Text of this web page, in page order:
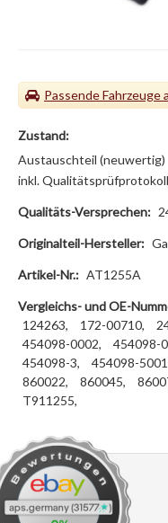
Passende Fahrzeuge
Zustand:
Austauschteil (neuwertig)
inkl. Qualitätsprüfprotokoll
Qualitäts-Versprechen:
Originalteil-Hersteller:
Artikel-Nr.: AT1255A
Vergleichs- und OE-
124263,
172-00710,
454098-0002,
454098-
454098-3,
454098-
860022,
860045,
T911255,